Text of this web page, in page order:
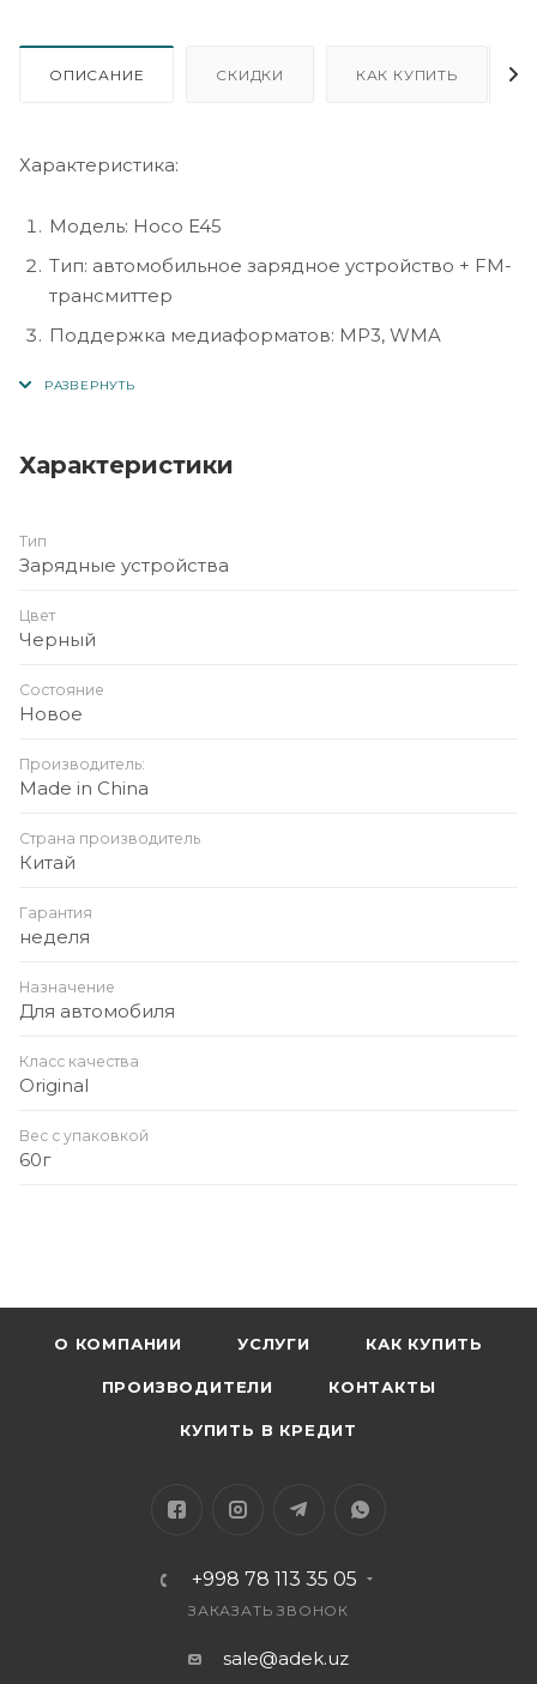
ОПИСАНИЕ СКИДКИ КАК КУПИТЬ
Характеристика:
Модель: Hoco E45
Тип: автомобильное зарядное устройство + FM-
трансмиттер
Поддержка медиаформатов: MP3, WMA
FM диапазон: 87,5–108 МГц
Дополнительные функции: радио трансляция
через FM, зарядка смартфонов и других USB-
устройств
Защита: от перегрева, короткого замыкания и
перенапряжения
Материал корпуса: термостойкий пластик +
Дизайн: компактный, с дисплеем или LED-
Характеристики
Тип
Зарядные устройства
Цвет
Черный
Состояние
Новое
Производитель:
Made in China
Страна производитель
Китай
Гарантия
неделя
Назначение
Для автомобиля
Класс качества
Original
Вес с упаковкой
60г
О КОМПАНИИ УСЛУГИ КАК КУПИТЬ
ПРОИЗВОДИТЕЛИ КОНТАКТЫ
КУПИТЬ В КРЕДИТ
+998 78 113 35 05
ЗАКАЗАТЬ ЗВОНОК
sale@adek.uz